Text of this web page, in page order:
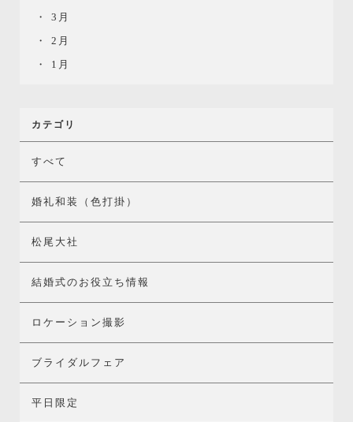
3月
2月
1月
カテゴリ
すべて
婚礼和装（色打掛）
松尾大社
結婚式のお役立ち情報
ロケーション撮影
ブライダルフェア
平日限定